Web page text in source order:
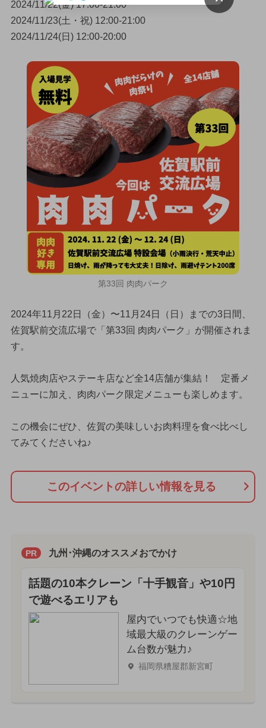
2024/11/22(金) 17:00-21:00
2024/11/23(土・祝) 12:00-21:00
2024/11/24(日) 12:00-20:00
第33回 肉肉パーク
2024年11月22日（金）〜11月24日（日）までの3日間、
佐賀駅前交流広場で「第33回 肉肉パーク」が開催されま
す。
人気焼肉店やステーキ店など全14店舗が集結！ 定番メ
ニューに加え、肉肉パーク限定メニューも楽しめます。
この機会にぜひ、佐賀の美味しいお肉料理を食べ比べし
てみてくださいね♪
このイベントの詳しい情報を見る
PR 九州･沖縄のオススメおでかけ
話題の10本クレーン「十手観音」や10円
で遊べるエリアも
屋内でいつでも快適☆地
域最大級のクレーンゲー
ム台数が魅力♪
福岡県糟屋郡新宮町